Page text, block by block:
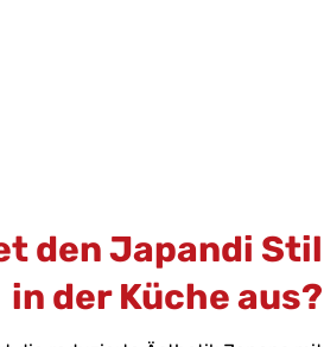
den Japandi Stil
in der Küche aus?